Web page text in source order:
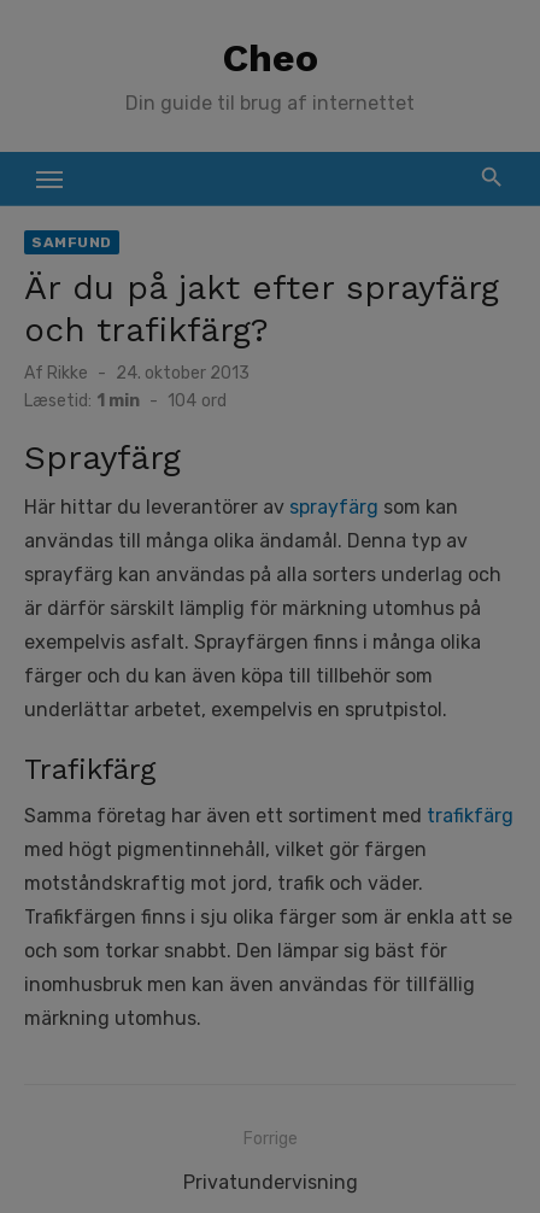
Cheo
Din guide til brug af internettet
SAMFUND
Är du på jakt efter sprayfärg
och trafikfärg?
Af Rikke
Posted
on
24. oktober 2013
Læsetid: 1 min - 104 ord
Sprayfärg
Här hittar du leverantörer av sprayfärg som kan
användas till många olika ändamål. Denna typ av
sprayfärg kan användas på alla sorters underlag och
är därför särskilt lämplig för märkning utomhus på
exempelvis asfalt. Sprayfärgen finns i många olika
färger och du kan även köpa till tillbehör som
underlättar arbetet, exempelvis en sprutpistol.
Trafikfärg
Samma företag har även ett sortiment med trafikfärg
med högt pigmentinnehåll, vilket gör färgen
motståndskraftig mot jord, trafik och väder.
Trafikfärgen finns i sju olika färger som är enkla att se
och som torkar snabbt. Den lämpar sig bäst för
inomhusbruk men kan även användas för tillfällig
märkning utomhus.
Indlægsnavigation
Forrige
Forrige
Privatundervisning